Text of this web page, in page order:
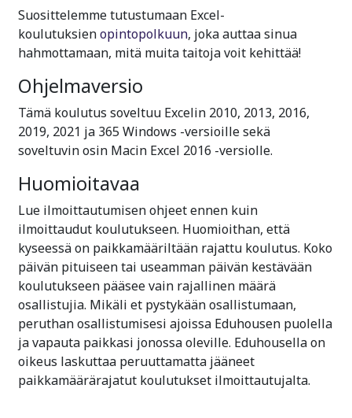
Suosittelemme tutustumaan Excel-
koulutuksienopintopolkuun, joka auttaa sinua
hahmottamaan, mitä muita taitoja voit kehittää!
Ohjelmaversio
Tämä koulutus soveltuu Excelin 2010, 2013, 2016,
2019, 2021 ja 365 Windows -versioille sekä
soveltuvin osin Macin Excel 2016 -versiolle.
Huomioitavaa
Lue ilmoittautumisen ohjeet ennen kuin
ilmoittaudut koulutukseen. Huomioithan, että
kyseessä on paikkamääriltään rajattu koulutus. Koko
päivän pituiseen tai useamman päivän kestävään
koulutukseen pääsee vain rajallinen määrä
osallistujia. Mikäli et pystykään osallistumaan,
peruthan osallistumisesi ajoissa Eduhousen puolella
ja vapauta paikkasi jonossa oleville. Eduhousella on
oikeus laskuttaa peruuttamatta jääneet
paikkamäärärajatut koulutukset ilmoittautujalta.